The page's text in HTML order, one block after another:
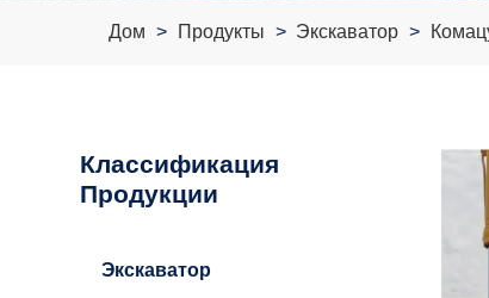
Дом Продукты Экскаватор
Классификация
Продукции
Экскаватор